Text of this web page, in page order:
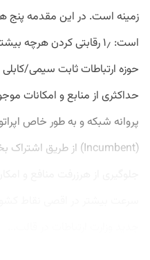
زمینه است. در این مقدمه
حداکثری از منابع و امکانات
پروانه شبکه و به طور خاص